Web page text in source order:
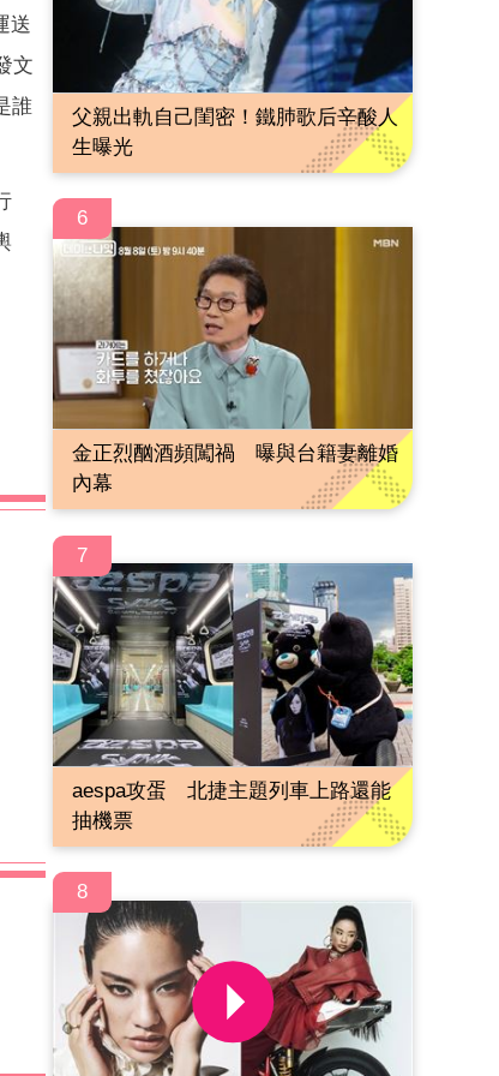
送
文
誰
父親出軌自己閨密！鐵肺歌后辛酸人
生曝光
6
金正烈酗酒頻闖禍 曝與台籍妻離婚
內幕
7
aespa攻蛋 北捷主題列車上路還能
抽機票
8